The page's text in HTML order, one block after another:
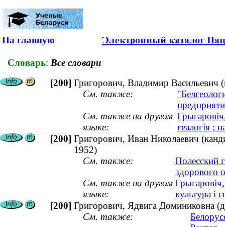
На главную
Словарь: Все словари
[200] Григорович, Владимир Васильевич
См. также:
См. также на другом
языке:
геалогія ;
[200] Григорович, Иван Николаевич
1952)
См. также:
Полесский
здорового
См. также на другом
языке:
культура і
[200] Григорович, Ядвига Доминиковна
См. также: